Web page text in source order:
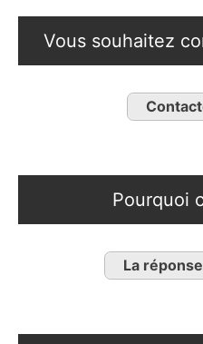
Vous souhaitez
Pourquoi
La